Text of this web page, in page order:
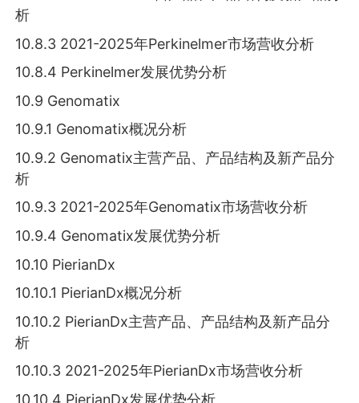
析
10.8.3 2021-2025年Perkinelmer市场营收分析
10.8.4 Perkinelmer发展优势分析
10.9 Genomatix
10.9.1 Genomatix概况分析
10.9.2 Genomatix主营产品、产品结构及新产品分
析
10.9.3 2021-2025年Genomatix市场营收分析
10.9.4 Genomatix发展优势分析
10.10 PierianDx
10.10.1 PierianDx概况分析
10.10.2 PierianDx主营产品、产品结构及新产品分
析
10.10.3 2021-2025年PierianDx市场营收分析
10.10.4 PierianDx发展优势分析